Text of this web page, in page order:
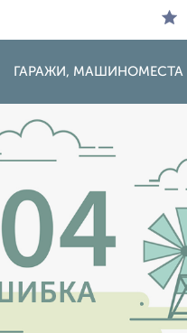
ГАРАЖИ, МАШИНОМЕСТА